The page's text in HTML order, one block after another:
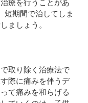
療を行うことがあ
短期間で治してしま
ましょう。
取り除く治療法で
際に痛みを伴うデ
て痛みを和らげる